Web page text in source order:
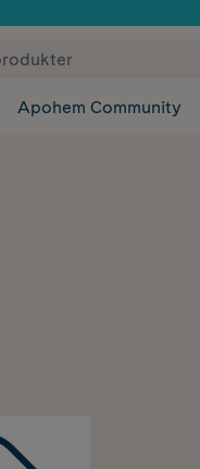
✓ Fri frakt
Apohem Community